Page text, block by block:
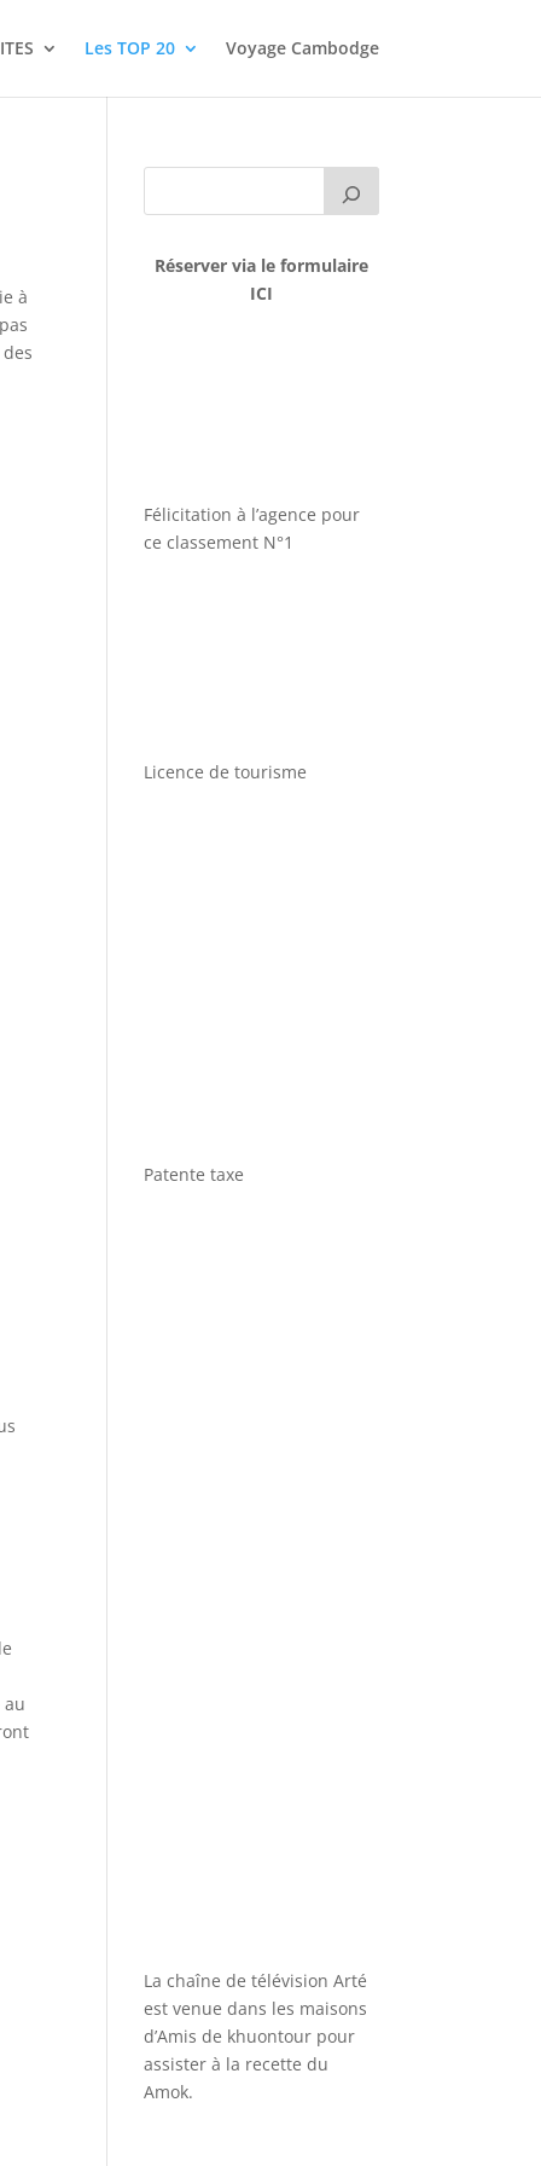
Les TOP 20 Voyage Cambodge
à
Réserver via le formulaire
ICI
Félicitation à l’agence pour
ce classement N°1
Licence de tourisme
Patente taxe
La chaîne de télévision Arté
est venue dans les maisons
d’Amis de khuontour pour
assister à la recette du
Amok.